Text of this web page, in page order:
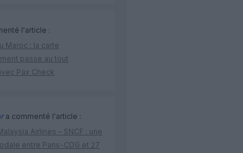
l'article :
Maroc : la carte
passe au tout
Pax Check
a commenté l'article :
Airlines – SNCF : une
entre Paris-CDG et 27